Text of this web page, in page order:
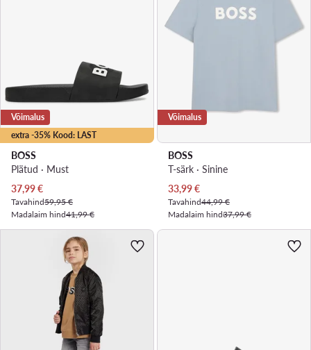
extra -35% Kood: LAST
Võimalus
BOSS
Plätud · Must
Praegune hind
37,99€
Tavahind59,95 €
Madalaim hind41,99 €
Võimalus
BOSS
T-särk · Sinine
Praegune hind
33,99€
Tavahind44,99 €
Madalaim hind37,99 €